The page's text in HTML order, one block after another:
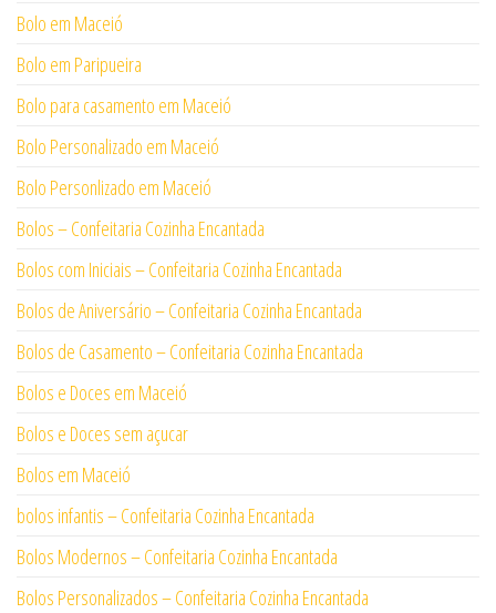
Bolo em Maceió
Bolo em Paripueira
Bolo para casamento em Maceió
Bolo Personalizado em Maceió
Bolo Personlizado em Maceió
Bolos – Confeitaria Cozinha Encantada
Bolos com Iniciais – Confeitaria Cozinha Encantada
Bolos de Aniversário – Confeitaria Cozinha Encantada
Bolos de Casamento – Confeitaria Cozinha Encantada
Bolos e Doces em Maceió
Bolos e Doces sem açucar
Bolos em Maceió
bolos infantis – Confeitaria Cozinha Encantada
Bolos Modernos – Confeitaria Cozinha Encantada
Bolos Personalizados – Confeitaria Cozinha Encantada